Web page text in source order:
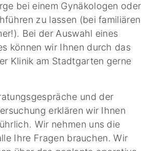
bei einem Gynäkologen oder
zu lassen (bei familiären
Bei der Auswahl eines
können wir Ihnen durch das
Klinik am Stadtgarten gerne
und der
erklären wir Ihnen
Wir nehmen uns die
Ihre Fragen brauchen. Wir